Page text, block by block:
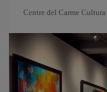
Centre del Carme